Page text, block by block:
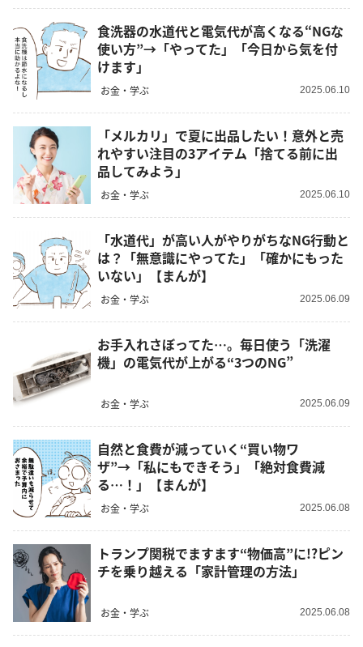
食洗器の水道代と電気代が高くなる“NGな
使い方”→「やってた」「今日から気を付
けます」
お金・学ぶ 2025.06.10
「メルカリ」で夏に出品したい！意外と売
れやすい注目の3アイテム「捨てる前に出
品してみよう」
お金・学ぶ 2025.06.10
「水道代」が高い人がやりがちなNG行動と
は？「無意識にやってた」「確かにもった
いない」【まんが】
お金・学ぶ 2025.06.09
お手入れさぼってた…。毎日使う「洗濯
機」の電気代が上がる“3つのNG”
お金・学ぶ 2025.06.09
自然と食費が減っていく“買い物ワ
ザ”→「私にもできそう」「絶対食費減
る…！」【まんが】
お金・学ぶ 2025.06.08
トランプ関税でますます“物価高”に!?ピン
チを乗り越える「家計管理の方法」
お金・学ぶ 2025.06.08